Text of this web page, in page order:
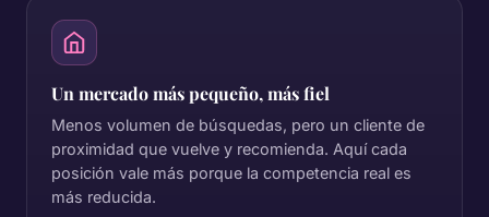
Un mercado más pequeño, más fiel
Menos volumen de búsquedas, pero un cliente de
proximidad que vuelve y recomienda. Aquí cada
posición vale más porque la competencia real es
más reducida.